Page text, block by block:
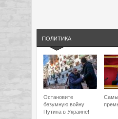
ПОЛИТИКА
Остановите
безумную войну
Путина в Украине!